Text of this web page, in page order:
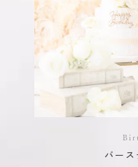
バー